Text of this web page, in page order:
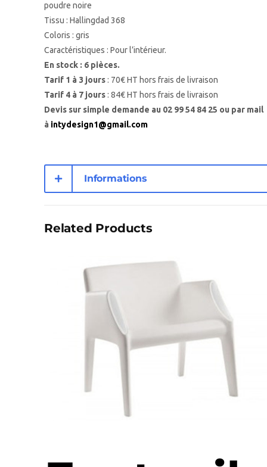
poudre noire
Tissu : Hallingdad 368
Coloris : gris
Caractéristiques : Pour l’intérieur.
En stock : 6 pièces.
Tarif 1 à 3 jours : 70€ HT hors frais de livraison
Tarif 4 à 7 jours : 84€ HT hors frais de livraison
Devis sur simple demande au 02 99 54 84 25 ou par mail
à intydesign1@gmail.com
Informations
complémentaires
Related Products